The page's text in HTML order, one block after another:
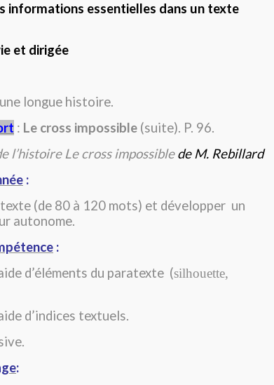
informations essentielles dans un texte
et dirigée
longue histoire.
: Le cross impossible (suite). P. 96.
l’histoire Le cross impossiblede M. Rebillard
:
(de 80 à 120 mots) et développer un
autonome.
:
d’éléments du paratexte (silhouette,
d’indices textuels.
: